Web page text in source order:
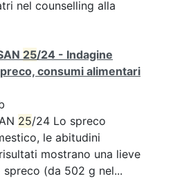
nel counselling alla
25/24 - Indagine
consumi alimentari
25/24 Lo spreco
le abitudini
mostrano una lieve
(da 502 g nel...